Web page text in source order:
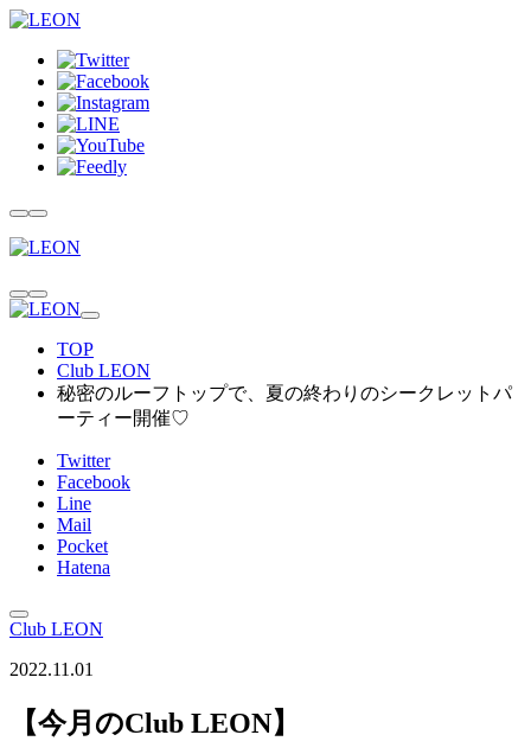
TOP
Club LEON
秘密のルーフトップで、夏の終わりのシークレットパ
ーティー開催♡
Twitter
Facebook
Line
Mail
Pocket
Hatena
Club LEON
2022.11.01
【今月のClub LEON】